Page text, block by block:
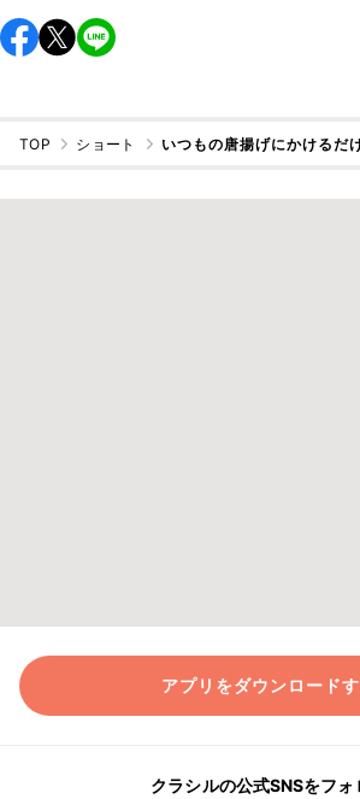
TOP ショート いつもの唐揚げにかけるだ
アプリをダウンロード
クラシルの公式SNSをフォ